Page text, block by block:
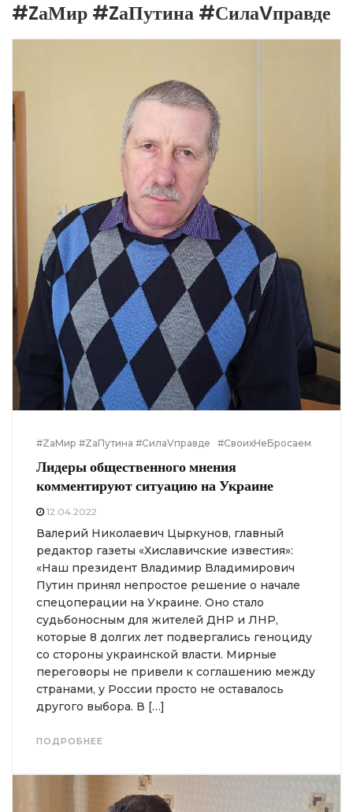
#ZаМир #ZаПутина #СилаVправде
#ZаМир #ZаПутина #СилаVправде #СвоихНеБросаем
Лидеры общественного мнения
комментируют ситуацию на Украине
12.04.2022
Валерий Николаевич Цыркунов, главный
редактор газеты «Хиславичские известия»:
«Наш президент Владимир Владимирович
Путин принял непростое решение о начале
спецоперации на Украине. Оно стало
судьбоносным для жителей ДНР и ЛНР,
которые 8 долгих лет подвергались геноциду
со стороны украинской власти. Мирные
переговоры не привели к соглашению между
странами, у России просто не оставалось
другого выбора. В […]
ПОДРОБНЕЕ